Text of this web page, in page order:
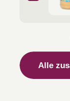
Alle